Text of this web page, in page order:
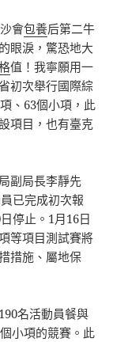
會包養后第二牛
眼淚，驚恐地大
值！我寧願用一
初次舉行國際綜
、63個小項，此
項目，也有臺克
副局長李靜先
已完成初次報
停止。1月16日
等項目測試賽將
措施、屬地保
名活動員餐與
小項的競賽。此